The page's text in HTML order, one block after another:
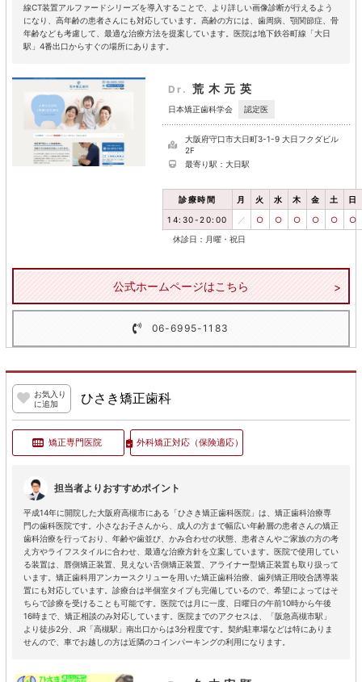
線CT装置アルファードシリーズを導入することで、より詳しい画像診断が行えるよう
になり、高年齢の患者さんにも対応しています。高齢の方には、歯周病、顎関節症、骨
年齢なども考慮して、最適な治療方法を提案しています。医院は地下鉄谷町線「大日
駅」4番出口からすぐの場所にあります。
Dr. 荒木元英
日本矯正歯科学会 認定医
大阪府守口市大日町3-1-9 大日フクダビル
2F
最寄り駅：大日駅
診療時間 月 火 水 木 金 土 日
14:30-20:00 ／ ○ ○ ○ ○ ○ ○
休診日：月曜・祝日
公式ホームページはこちら
06-6995-1183
お気入り
に追加
ひさき矯正歯科
矯正専門医院 外科矯正対応（保険適応）
担当者よりおすすめポイント
平成14年に開院した大阪府高槻市にある「ひさき矯正歯科医院」は、矯正歯科治療専
門の歯科医院です。小さなお子さんから、成人の方まで幅広い年齢層の患者さんの矯正
歯科治療を行っており、年齢や歯並び、かみ合わせの状態、患者さんやご家族の方の考
え方やライフスタイルに合わせ、最適な治療方針を立案しています。医院で使用してい
る装置は、唇側矯正装置、見えない舌側矯正装置、アライナー型矯正装置も取り扱って
います。矯正歯科用アンカースクリューを用いた矯正歯科治療、歯列矯正用咬合誘導装
置にも対応しています。診療台は半個室タイプも完備しているので、希望によってはそ
ちらで診療を受けることも可能です。医院では月に一度、日曜日の午前10時から午後
16時まで、矯正相談のみ対応しています。医院までのアクセスは、「阪急高槻市駅」
より徒歩2分、JR「高槻駅」南出口からは3分程度です。契約駐車場などは特にありま
せんので、車でお越しの方は近隣のコインパーキングの利用になります。